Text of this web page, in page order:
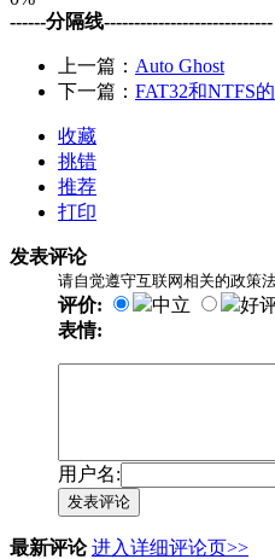
------分隔线----------------------------
上一篇： Auto Ghost
下一篇： FAT32和NTFS
收藏
挑错
推荐
打印
发表评论
请自觉遵守互联网相关的政策
评价: 中立 好
表情:
用户名:
发表评论
最新评论 进入详细评论页>>